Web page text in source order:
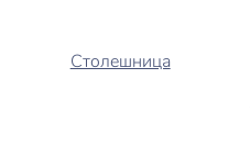
Столешница